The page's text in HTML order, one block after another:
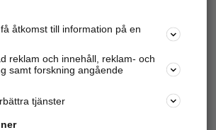
och platser.
adresser, företagsinfo mm.
Marknadsför företaget
åtkomst till information på en
reklam och innehåll, reklam- och
samt forskning angående
tjänster